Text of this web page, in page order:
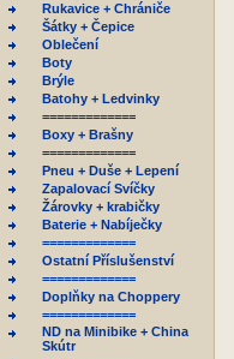
Rukavice + Chrániče
Šátky + Čepice
Oblečení
Boty
Brýle
Batohy + Ledvinky
=============
Boxy + Brašny
=============
Pneu + Duše + Lepení
Zapalovací Svíčky
Žárovky + krabičky
Baterie + Nabíječky
=============
Ostatní Příslušenství
=============
Doplňky na Choppery
=============
ND na Minibike + China
Skútr